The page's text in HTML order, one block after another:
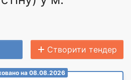
Створити тендер
на 08.08.2026